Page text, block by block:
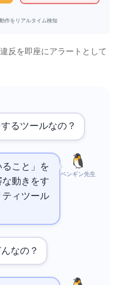
作をリアルタイム検知
ル違反を即座にアラートとして
するツールなの？
ペンギン先生
こと」を
動きをす
ティツール
なの？